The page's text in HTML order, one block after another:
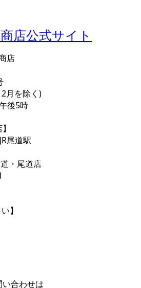
店
月を除く)
後5時
尾道駅
・尾道店
】
合わせは